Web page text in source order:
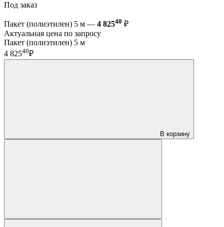
Под заказ
Пакет (полиэтилен) 5 м — 4 82540 ₽
Актуальная цена по запросу
Пакет (полиэтилен) 5 м
4 82540₽
В корзину